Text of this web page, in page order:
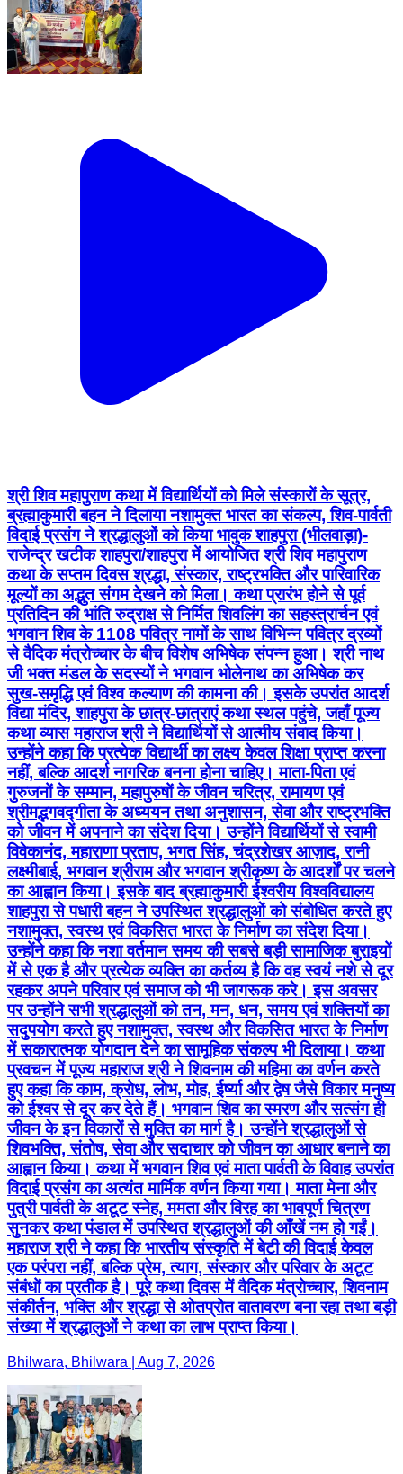
श्री शिव महापुराण कथा में विद्यार्थियों को मिले संस्कारों के सूत्र,
ब्रह्माकुमारी बहन ने दिलाया नशामुक्त भारत का संकल्प, शिव-पार्वती
विदाई प्रसंग ने श्रद्धालुओं को किया भावुक शाहपुरा (भीलवाड़ा)-
राजेन्द्र खटीक शाहपुरा/शाहपुरा में आयोजित श्री शिव महापुराण
कथा के सप्तम दिवस श्रद्धा, संस्कार, राष्ट्रभक्ति और पारिवारिक
मूल्यों का अद्भुत संगम देखने को मिला। कथा प्रारंभ होने से पूर्व
प्रतिदिन की भांति रुद्राक्ष से निर्मित शिवलिंग का सहस्त्रार्चन एवं
भगवान शिव के 1108 पवित्र नामों के साथ विभिन्न पवित्र द्रव्यों
से वैदिक मंत्रोच्चार के बीच विशेष अभिषेक संपन्न हुआ। श्री नाथ
जी भक्त मंडल के सदस्यों ने भगवान भोलेनाथ का अभिषेक कर
सुख-समृद्धि एवं विश्व कल्याण की कामना की। इसके उपरांत आदर्श
विद्या मंदिर, शाहपुरा के छात्र-छात्राएं कथा स्थल पहुंचे, जहाँ पूज्य
कथा व्यास महाराज श्री ने विद्यार्थियों से आत्मीय संवाद किया।
उन्होंने कहा कि प्रत्येक विद्यार्थी का लक्ष्य केवल शिक्षा प्राप्त करना
नहीं, बल्कि आदर्श नागरिक बनना होना चाहिए। माता-पिता एवं
गुरुजनों के सम्मान, महापुरुषों के जीवन चरित्र, रामायण एवं
श्रीमद्भगवद्गीता के अध्ययन तथा अनुशासन, सेवा और राष्ट्रभक्ति
को जीवन में अपनाने का संदेश दिया। उन्होंने विद्यार्थियों से स्वामी
विवेकानंद, महाराणा प्रताप, भगत सिंह, चंद्रशेखर आज़ाद, रानी
लक्ष्मीबाई, भगवान श्रीराम और भगवान श्रीकृष्ण के आदर्शों पर चलने
का आह्वान किया। इसके बाद ब्रह्माकुमारी ईश्वरीय विश्वविद्यालय
शाहपुरा से पधारी बहन ने उपस्थित श्रद्धालुओं को संबोधित करते हुए
नशामुक्त, स्वस्थ एवं विकसित भारत के निर्माण का संदेश दिया।
उन्होंने कहा कि नशा वर्तमान समय की सबसे बड़ी सामाजिक बुराइयों
में से एक है और प्रत्येक व्यक्ति का कर्तव्य है कि वह स्वयं नशे से दूर
रहकर अपने परिवार एवं समाज को भी जागरूक करे। इस अवसर
पर उन्होंने सभी श्रद्धालुओं को तन, मन, धन, समय एवं शक्तियों का
सदुपयोग करते हुए नशामुक्त, स्वस्थ और विकसित भारत के निर्माण
में सकारात्मक योगदान देने का सामूहिक संकल्प भी दिलाया। कथा
प्रवचन में पूज्य महाराज श्री ने शिवनाम की महिमा का वर्णन करते
हुए कहा कि काम, क्रोध, लोभ, मोह, ईर्ष्या और द्वेष जैसे विकार मनुष्य
को ईश्वर से दूर कर देते हैं। भगवान शिव का स्मरण और सत्संग ही
जीवन के इन विकारों से मुक्ति का मार्ग है। उन्होंने श्रद्धालुओं से
शिवभक्ति, संतोष, सेवा और सदाचार को जीवन का आधार बनाने का
आह्वान किया। कथा में भगवान शिव एवं माता पार्वती के विवाह उपरांत
विदाई प्रसंग का अत्यंत मार्मिक वर्णन किया गया। माता मेना और
पुत्री पार्वती के अटूट स्नेह, ममता और विरह का भावपूर्ण चित्रण
सुनकर कथा पंडाल में उपस्थित श्रद्धालुओं की आँखें नम हो गईं।
महाराज श्री ने कहा कि भारतीय संस्कृति में बेटी की विदाई केवल
एक परंपरा नहीं, बल्कि प्रेम, त्याग, संस्कार और परिवार के अटूट
संबंधों का प्रतीक है। पूरे कथा दिवस में वैदिक मंत्रोच्चार, शिवनाम
संकीर्तन, भक्ति और श्रद्धा से ओतप्रोत वातावरण बना रहा तथा बड़ी
संख्या में श्रद्धालुओं ने कथा का लाभ प्राप्त किया।
Bhilwara, Bhilwara | Aug 7, 2026